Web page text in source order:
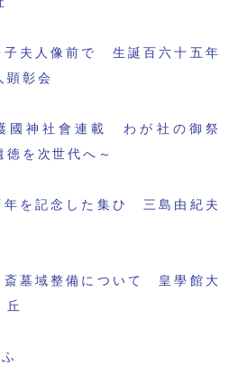
子夫人像前で 生誕百六十五年
彰会
國神社會連載 わが社の御祭
を次世代へ～
年を記念した集ひ 三島由紀夫
斎墓域整備について 皇學館大